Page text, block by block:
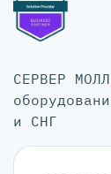
СЕРВЕР
и СНГ